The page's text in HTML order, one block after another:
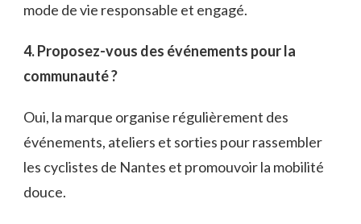
mode de vie responsable et engagé.
4. Proposez-vous des événements pour la
communauté ?
Oui, la marque organise régulièrement des
événements, ateliers et sorties pour rassembler
les cyclistes de Nantes et promouvoir la mobilité
douce.